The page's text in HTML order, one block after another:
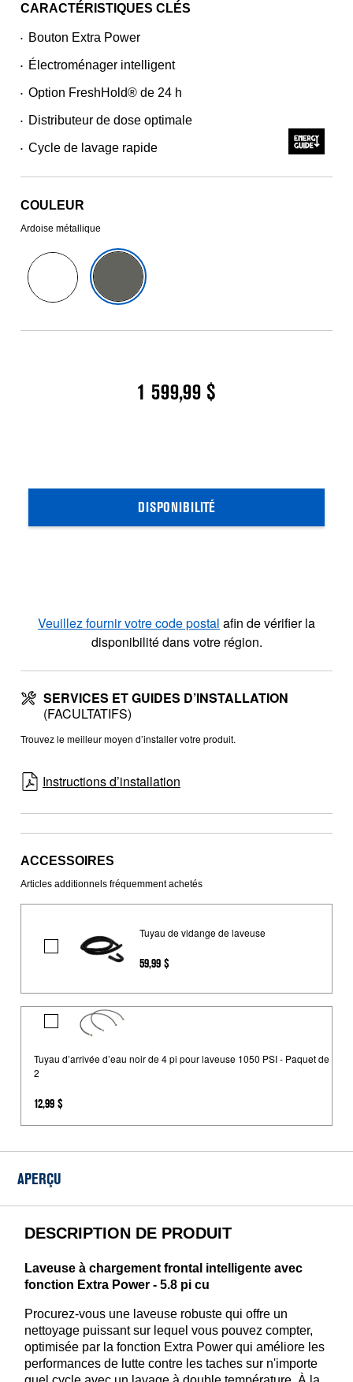
CARACTÉRISTIQUES CLÉS
• Bouton Extra Power
• Électroménager intelligent
• Option FreshHold® de 24 h
• Distributeur de dose optimale
• Cycle de lavage rapide
COULEUR
Ardoise métallique
1 599,99 $
DISPONIBILITÉ
Veuillez fournir votre code postal afin de vérifier la
disponibilité dans votre région.
SERVICES ET GUIDES D’INSTALLATION
(FACULTATIFS)
Trouvez le meilleur moyen d’installer votre produit.
Instructions d’installation
ACCESSOIRES
Articles additionnels fréquemment achetés
Tuyau
de
laveuse
Tuyau de vidange de laveuse
59,99 $
Tuyau
d’arrivée
d’eau
de
pour
laveuse
PSI
-
de
2
Tuyau d’arrivée d’eau noir de 4 pi pour laveuse 1050 PSI - Paquet de
2
12,99 $
APERÇU
DESCRIPTION DE PRODUIT
Laveuse à chargement frontal intelligente avec
fonction Extra Power - 5.8 pi cu
Procurez-vous une laveuse robuste qui offre un
nettoyage puissant sur lequel vous pouvez compter,
optimisée par la fonction Extra Power qui améliore les
performances de lutte contre les taches sur n'importe